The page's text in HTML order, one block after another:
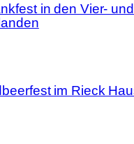
in den Vier- und
im Rieck